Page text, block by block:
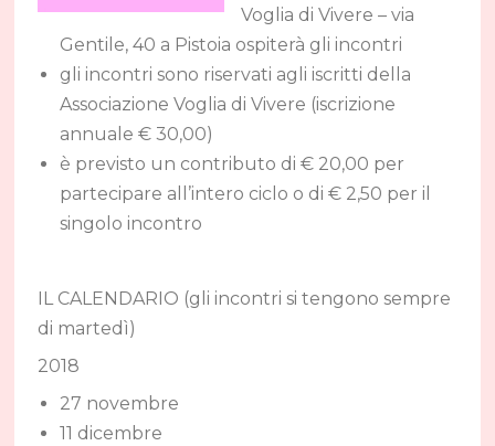
Voglia di Vivere – via
Gentile, 40 a Pistoia ospiterà gli incontri
gli incontri sono riservati agli iscritti della
Associazione Voglia di Vivere (iscrizione
annuale € 30,00)
è previsto un contributo di € 20,00 per
partecipare all’intero ciclo o di € 2,50 per il
singolo incontro
IL CALENDARIO (gli incontri si tengono sempre
di martedì)
2018
27 novembre
11 dicembre